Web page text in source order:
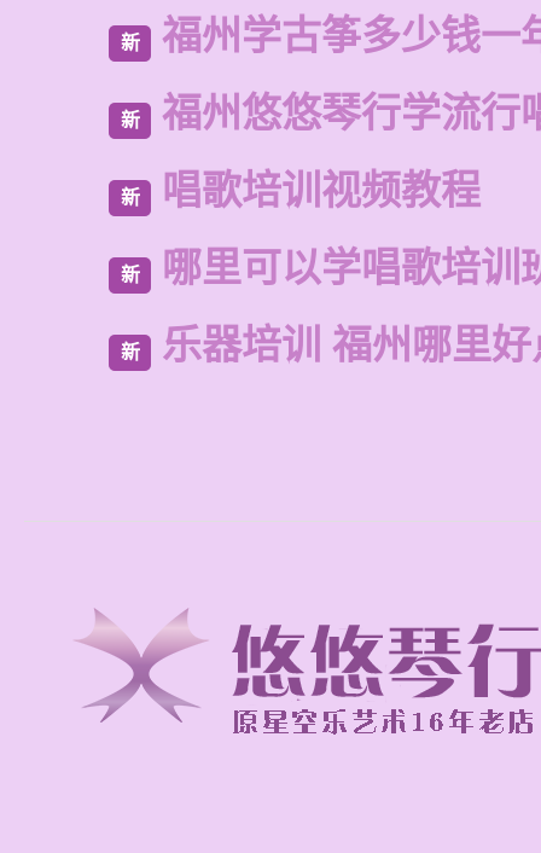
新 福州学古筝多少钱一
新 福州悠悠琴行学流行
新 唱歌培训视频教程
新 哪里可以学唱歌培训
新 乐器培训 福州哪里